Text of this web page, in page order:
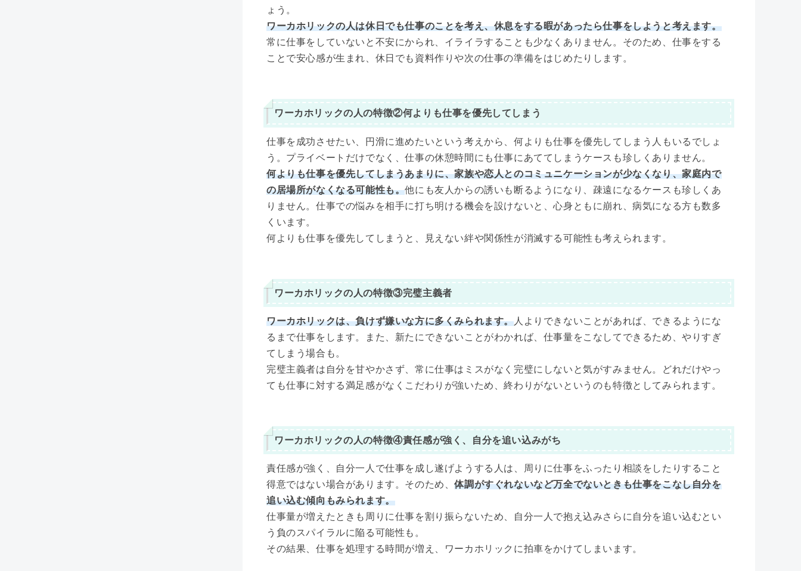
ょう。
ワーカホリックの人は休日でも仕事のことを考え、休息をする暇があったら仕事をしようと考えます。
常に仕事をしていないと不安にかられ、イライラすることも少なくありません。そのため、仕事をする
ことで安心感が生まれ、休日でも資料作りや次の仕事の準備をはじめたりします。
ワーカホリックの人の特徴②何よりも仕事を優先してしまう
仕事を成功させたい、円滑に進めたいという考えから、何よりも仕事を優先してしまう人もいるでしょ
う。プライベートだけでなく、仕事の休憩時間にも仕事にあててしまうケースも珍しくありません。
何よりも仕事を優先してしまうあまりに、家族や恋人とのコミュニケーションが少なくなり、家庭内で
の居場所がなくなる可能性も。他にも友人からの誘いも断るようになり、疎遠になるケースも珍しくあ
りません。仕事での悩みを相手に打ち明ける機会を設けないと、心身ともに崩れ、病気になる方も数多
くいます。
何よりも仕事を優先してしまうと、見えない絆や関係性が消滅する可能性も考えられます。
ワーカホリックの人の特徴③完璧主義者
ワーカホリックは、負けず嫌いな方に多くみられます。 人よりできないことがあれば、できるようにな
るまで仕事をします。また、新たにできないことがわかれば、仕事量をこなしてできるため、やりすぎ
てしまう場合も。
完璧主義者は自分を甘やかさず、常に仕事はミスがなく完璧にしないと気がすみません。どれだけやっ
ても仕事に対する満足感がなくこだわりが強いため、終わりがないというのも特徴としてみられます。
ワーカホリックの人の特徴④責任感が強く、自分を追い込みがち
責任感が強く、自分一人で仕事を成し遂げようする人は、周りに仕事をふったり相談をしたりすること
得意ではない場合があります。そのため、体調がすぐれないなど万全でないときも仕事をこなし自分を
追い込む傾向もみられます。
仕事量が増えたときも周りに仕事を割り振らないため、自分一人で抱え込みさらに自分を追い込むとい
う負のスパイラルに陥る可能性も。
その結果、仕事を処理する時間が増え、ワーカホリックに拍車をかけてしまいます。